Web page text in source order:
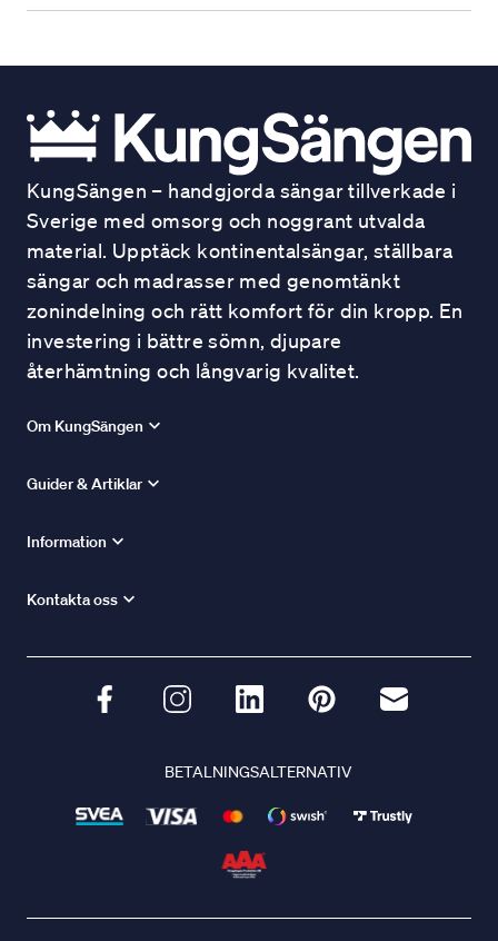
KungSängen – handgjorda sängar tillverkade i
Sverige med omsorg och noggrant utvalda
material. Upptäck kontinentalsängar, ställbara
sängar och madrasser med genomtänkt
zonindelning och rätt komfort för din kropp. En
investering i bättre sömn, djupare
återhämtning och långvarig kvalitet.
Om KungSängen
Guider & Artiklar
Information
Kontakta oss
BETALNINGSALTERNATIV